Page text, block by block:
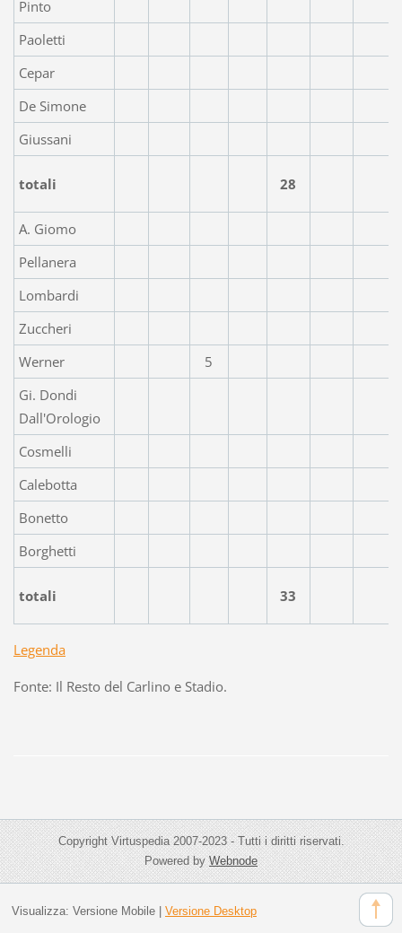
Pinto
Paoletti
Cepar
De Simone
Giussani
totali 28
A. Giomo
Pellanera
Lombardi
Zuccheri
Werner
5
Gi. Dondi
Dall'Orologio
Cosmelli
Calebotta
Bonetto
Borghetti
totali 33
Legenda
Fonte: Il Resto del Carlino e Stadio.
Copyright Virtuspedia 2007-2023 - Tutti i diritti riservati.
Powered byWebnode
Visualizza: Versione Mobile| Versione Desktop